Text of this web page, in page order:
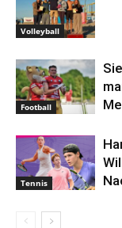
Volleyball
Football
Tennis